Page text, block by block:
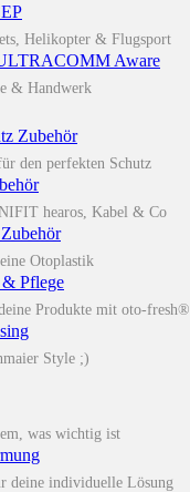
Helikopter & Flugsport
Aware
& Handwerk
Zubehör
den perfekten Schutz
hearos, Kabel & Co
Otoplastik
Pflege
Produkte mit oto-fresh®
Style ;)
was wichtig ist
deine individuelle Lösung